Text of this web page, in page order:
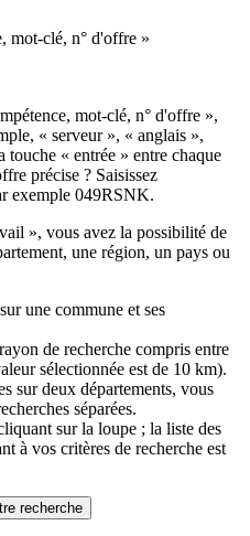
mot-clé, n° d'offre »
mot-clé, n° d'offre »,
« serveur », « anglais »,
touche « entrée » entre chaque
précise ? Saisissez
exemple 049RSNK.
», vous avez la possibilité de
une région, un pays ou
une commune et ses
de recherche compris entre
sélectionnée est de 10 km).
sur deux départements, vous
séparées.
sur la loupe ; la liste des
à vos critères de recherche est
recherche